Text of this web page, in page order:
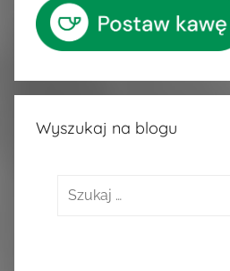
Wyszukaj na blogu
Szukaj: